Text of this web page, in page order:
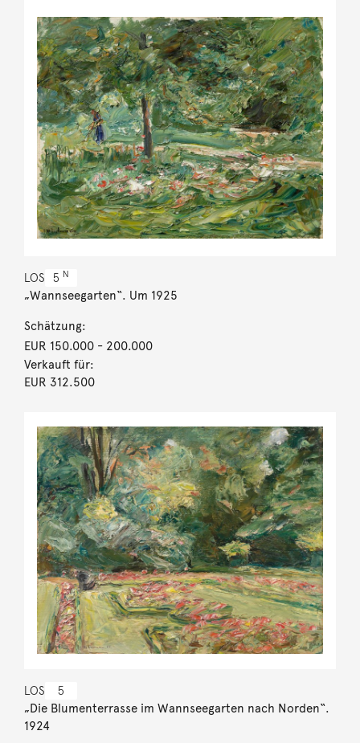
LOS 5 N
„Wannseegarten“. Um 1925
Schätzung:
EUR 150.000- 200.000
Verkauft für:
EUR 312.500
LOS 5
„Die Blumenterrasse im Wannseegarten nach Norden“.
1924